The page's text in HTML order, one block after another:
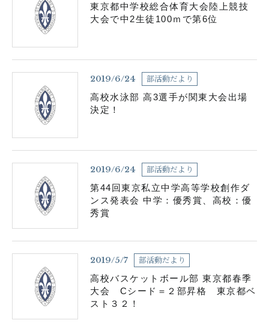
閉じる
東京都中学校総合体育大会陸上競技
大会で中2生徒100ｍで第6位
2019/6/24 部活動だより
高校水泳部 高3選手が関東大会出場
決定！
2019/6/24 部活動だより
第44回東京私立中学高等学校創作ダ
ンス発表会 中学：優秀賞、高校：優
秀賞
2019/5/7 部活動だより
高校バスケットボール部 東京都春季
大会 Cシード＝２部昇格 東京都ベ
スト３２！